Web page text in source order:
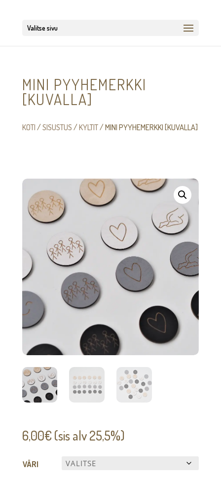
Valitse sivu
MINI PYYHEMERKKI
[KUVALLA]
KOTI /SISUSTUS /KYLTIT/ MINI PYYHEMERKKI [KUVALLA]
6,00€ (sis alv 25,5%)
VÄRI